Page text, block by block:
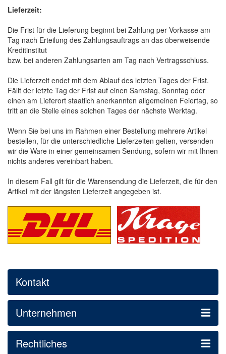
Lieferzeit:
Die Frist für die Lieferung beginnt bei Zahlung per Vorkasse am
Tag nach Erteilung des Zahlungsauftrags an das überweisende
Kreditinstitut
bzw. bei anderen Zahlungsarten am Tag nach Vertragsschluss.
Die Lieferzeit endet mit dem Ablauf des letzten Tages der Frist.
Fällt der letzte Tag der Frist auf einen Samstag, Sonntag oder
einen am Lieferort staatlich anerkannten allgemeinen Feiertag, so
tritt an die Stelle eines solchen Tages der nächste Werktag.
Wenn Sie bei uns im Rahmen einer Bestellung mehrere Artikel
bestellen, für die unterschiedliche Lieferzeiten gelten, versenden
wir die Ware in einer gemeinsamen Sendung, sofern wir mit Ihnen
nichts anderes vereinbart haben.
In diesem Fall gilt für die Warensendung die Lieferzeit, die für den
Artikel mit der längsten Lieferzeit angegeben ist.
Kontakt
Unternehmen
Rechtliches